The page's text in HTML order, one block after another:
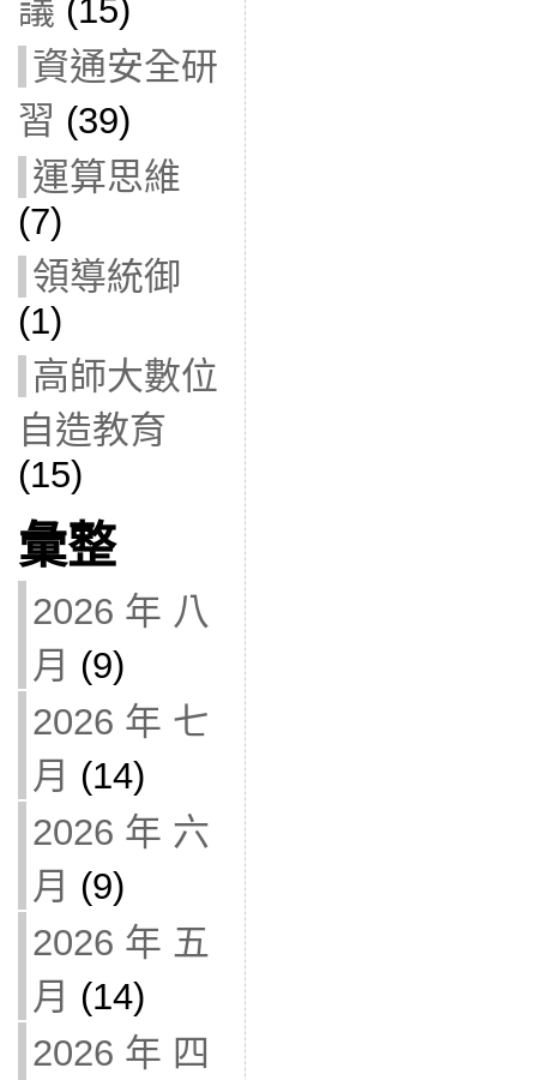
議 (15)
資通安全研
習 (39)
運算思維
(7)
領導統御
(1)
高師大數位
自造教育
(15)
彙整
2026 年 八
月 (9)
2026 年 七
月 (14)
2026 年 六
月 (9)
2026 年 五
月 (14)
2026 年 四